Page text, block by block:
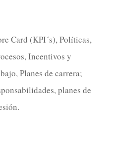
Card (KPI´s), Políticas,
Incentivos y
Planes de carrera;
planes de